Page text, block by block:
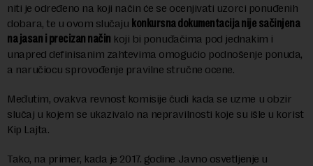
niti je određeno na koji način će se ocenjivati uzorci ponuđenih
dobara, te u ovom slučaju konkursna dokumentacija nije sačinjena
na jasan i precizan način koji bi ponuđačima pod jednakim i
unapred definisanim zahtevima omogućio podnošenje ponuda,
a naručiocu sprovođenje pravilne stručne ocene.
Međutim, ovakva revnost komisije čudi kada se uzme u obzir
slučaj u kojem se ukazivalo na nepravilnosti koje su išle u korist
Kip Lajta.
Tako, na primer, kada je 2017. godine Javno osvetljenje u